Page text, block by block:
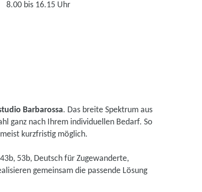
8.00 bis 16.15 Uhr
Barbarossa. Das breite Spektrum aus
ganz nach Ihrem individuellen Bedarf. So
kurzfristig möglich.
53b, Deutsch für Zugewanderte,
gemeinsam die passende Lösung